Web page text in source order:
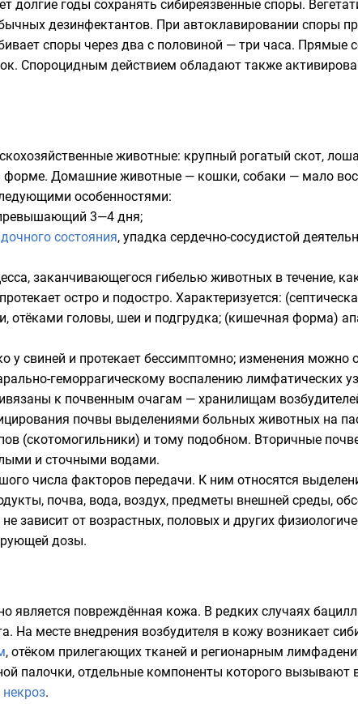
годы сохранять сибиреязвенные споры.
дезинфектантов. При автоклавировании споры
споры через два с половиной — три часа. Прямые
Спороцидным действием обладают также
животные: крупный рогатый скот,
форме. Домашние животные — кошки, собаки — мало
особенностями:
3—4 дня;
состояния, упадка сердечно-сосудистой
заканчивающегося гибелью животных в течение,
остро и подостро. Характеризуется:
отёками головы, шеи и подгрудка; (кишечная форма)
у свиней и протекает бессимптомно; изменения можно
геморрагическому воспалению лимфатических
к почвенным очагам — хранилищам
почвы выделениями больных животных на
(скотомогильники) и тому подобном. Вторичные
и сточными водами.
числа факторов передачи. К ним относятся
почва, вода, воздух, предметы внешней среды,
зависит от возрастных, половых и других
дозы.
является повреждённая кожа. В редких случаях
. На месте внедрения возбудителя в кожу возникает
, отёком прилегающих тканей и регионарным
палочки, отдельные компоненты которого
некроз.